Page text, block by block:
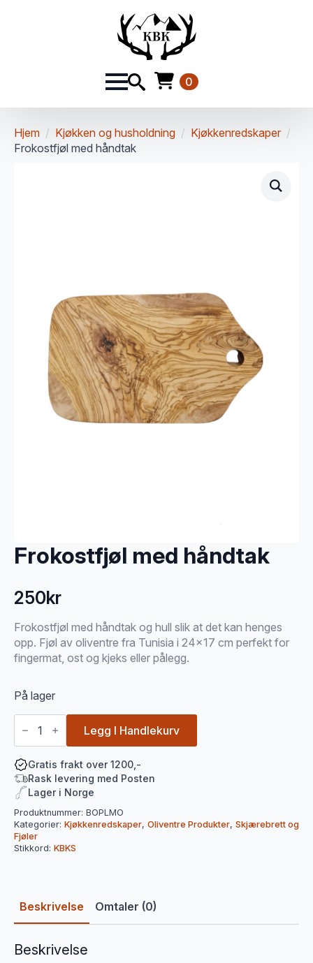
0
Hjem Kjøkken og husholdning
Kjøkkenredskaper
Frokostfjøl med håndtak
Frokostfjøl med håndtak
250kr
Frokostfjøl med håndtak og hull slik at det kan henges
opp. Fjøl av oliventre fra Tunisia i 24×17 cm perfekt for
fingermat, ost og kjeks eller pålegg.
På lager
Frokostfjøl
med
Legg I Handlekurv
Gratis frakt over 1200,-
Rask levering med Posten
Lager i Norge
Produktnummer: BOPLMO
Kategorier: Kjøkkenredskaper, Oliventre Produkter, Skjærebrett og
Fjøler
Stikkord: KBKS
Beskrivelse Omtaler (0)
Beskrivelse